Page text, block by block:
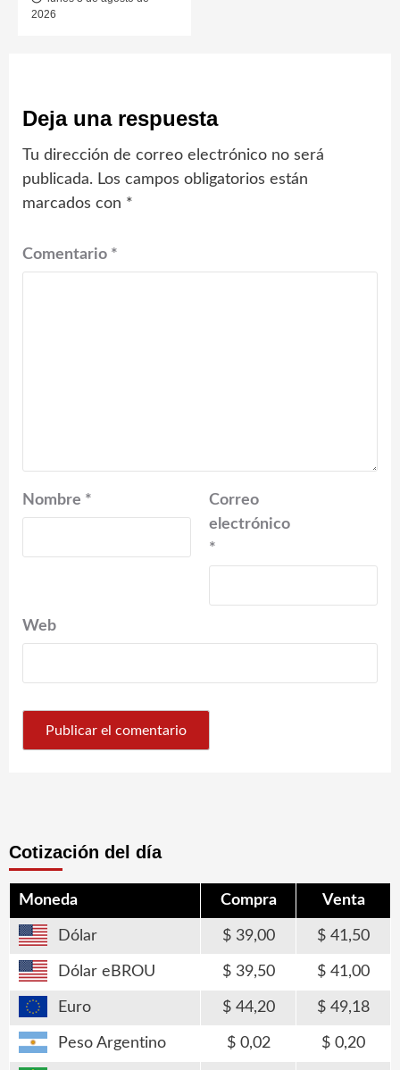
2026
Deja una respuesta
Tu dirección de correo electrónico no será
publicada. Los campos obligatorios están
marcados con *
Comentario *
Nombre *
Correo
electrónico
*
Web
Cotización del día
Moneda Compra Venta
Dólar 39,00 41,50
Dólar eBROU 39,50 41,00
Euro 44,20 49,18
Peso Argentino 0,02 0,20